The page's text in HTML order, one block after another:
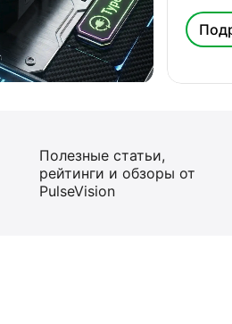
Полезные статьи,
рейтинги и обзоры от
PulseVision